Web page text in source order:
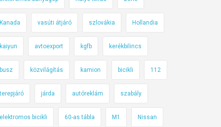
Kanada vasúti átjáró szlovákia Hollandia
kaiyun avtoexport kgfb kerékbilincs
busz közvilágítás kamion bicikli 112
terepjáró járda autóreklám szabály
elektromos bicikli 60-as tábla M1 Nissan